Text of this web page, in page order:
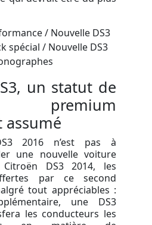
/ Nouvelle DS3
spécial / Nouvelle DS3
un statut de
premium
2016 n’est pas à
une nouvelle voiture
DS3 2014, les
par ce second
tout appréciables :
une DS3
les conducteurs les